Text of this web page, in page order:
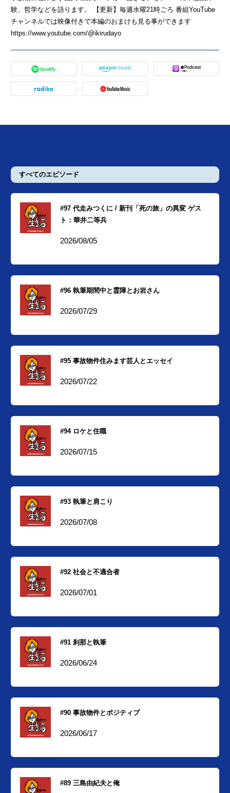
験、哲学などを語ります。 【更新】毎週水曜21時ごろ 番組YouTube
チャンネルでは映像付きで本編のおまけも見る事ができます
https://www.youtube.com/@ikirudayo
すべてのエピソード
#97 代走みつくに / 新刊「死の旅」の異変 ゲス
ト：華井二等兵
2026/08/05
#96 執筆期間中と霊障とお岩さん
2026/07/29
#95 事故物件住みます芸人とエッセイ
2026/07/22
#94 ロケと住職
2026/07/15
#93 執筆と肩こり
2026/07/08
#92 社会と不適合者
2026/07/01
#91 刹那と執筆
2026/06/24
#90 事故物件とポジティブ
2026/06/17
#89 三島由紀夫と俺